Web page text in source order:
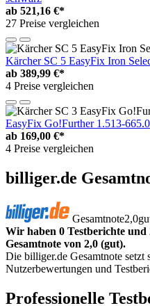
ab 521,16 €*
27 Preise vergleichen
Kärcher SC 5 EasyFix Iron
ab 389,99 €*
4 Preise vergleichen
EasyFix Go!Further 1.513-665.0
ab 169,00 €*
4 Preise vergleichen
billiger.de
Gesamtnote2,0
Wir haben 0 Testberichte
Gesamtnote von 2,0 (gut).
Die billiger.de Gesamtnote setzt
Nutzerbewertungen und
Professionelle